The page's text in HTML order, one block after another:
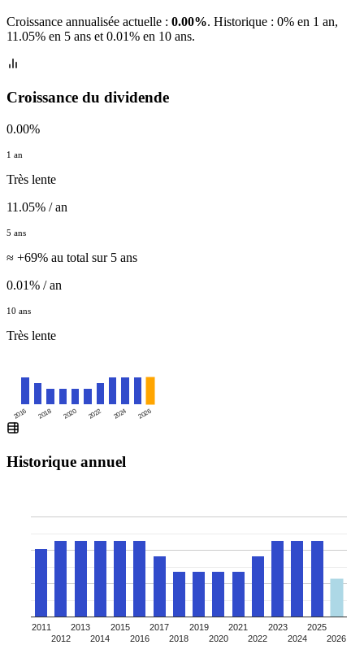
Croissance annualisée actuelle : 0.00%. Historique : 0% en 1 an,
11.05% en 5 ans et 0.01% en 10 ans.
Croissance du dividende
0.00%
1 an
Très lente
11.05% / an
5 ans
≈ +69% au total sur 5 ans
0.01% / an
10 ans
Très lente
2016 2018 2020 2022 2024 2026
Historique annuel
2011
2012
2013
2014
2015
2016
2017
2018
2019
2020
2021
2022
2023
2024
2025
2026